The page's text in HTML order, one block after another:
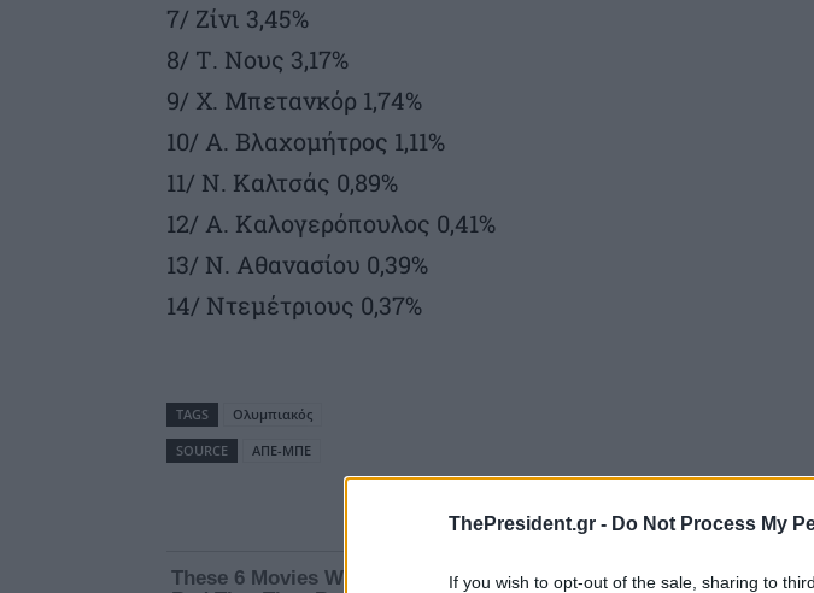
ThePresident.gr - Do Not Process My
If you wish to opt-out of the sale, sharing to
7/ Ζίνι 3,45%
8/ Τ. Νους 3,17%
9/ Χ. Μπετανκόρ 1,74%
10/ Α. Βλαχομήτρος 1,11%
11/ Ν. Καλτσάς 0,89%
12/ Α. Καλογερόπουλος 0,41%
13/ Ν. Αθανασίου 0,39%
14/ Ντεμέτριους 0,37%
TAGS
Ολυμπιακός
SOURCE
ΑΠΕ-ΜΠΕ